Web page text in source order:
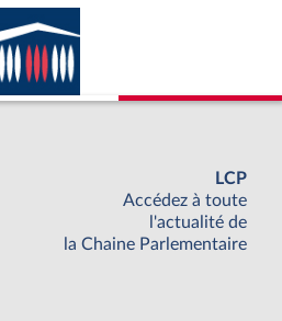
LCP
Accédez à toute
l'actualité de
la Chaine Parlementaire